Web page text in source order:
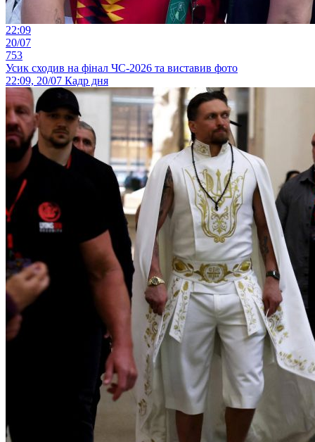
22:09
20/07
753
Усик сходив на фінал ЧС-2026 та виставив фото
22:09, 20/07 Кадр дня